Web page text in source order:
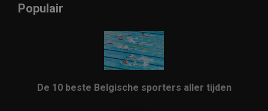
Populair
De 10 beste Belgische sporters aller tijden